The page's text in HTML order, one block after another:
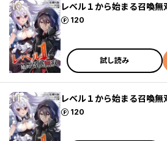
レベル１から始まる召喚無
120
ポイント
試し読み
レベル１から始まる召喚無
120
ポイント